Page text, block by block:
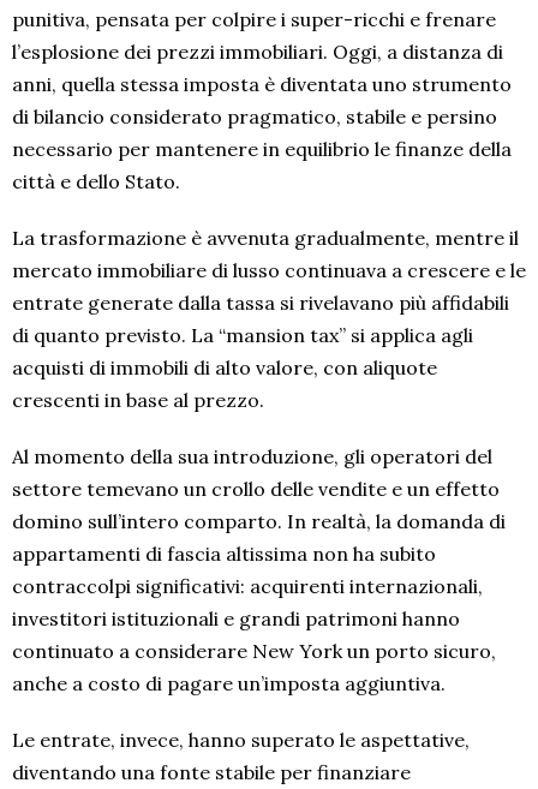
punitiva, pensata per colpire i super-ricchi e frenare
l’esplosione dei prezzi immobiliari. Oggi, a distanza di
anni, quella stessa imposta è diventata uno strumento
di bilancio considerato pragmatico, stabile e persino
necessario per mantenere in equilibrio le finanze della
città e dello Stato.
La trasformazione è avvenuta gradualmente, mentre il
mercato immobiliare di lusso continuava a crescere e le
entrate generate dalla tassa si rivelavano più affidabili
di quanto previsto. La “mansion tax” si applica agli
acquisti di immobili di alto valore, con aliquote
crescenti in base al prezzo.
Al momento della sua introduzione, gli operatori del
settore temevano un crollo delle vendite e un effetto
domino sull’intero comparto. In realtà, la domanda di
appartamenti di fascia altissima non ha subito
contraccolpi significativi: acquirenti internazionali,
investitori istituzionali e grandi patrimoni hanno
continuato a considerare New York un porto sicuro,
anche a costo di pagare un’imposta aggiuntiva.
Le entrate, invece, hanno superato le aspettative,
diventando una fonte stabile per finanziare